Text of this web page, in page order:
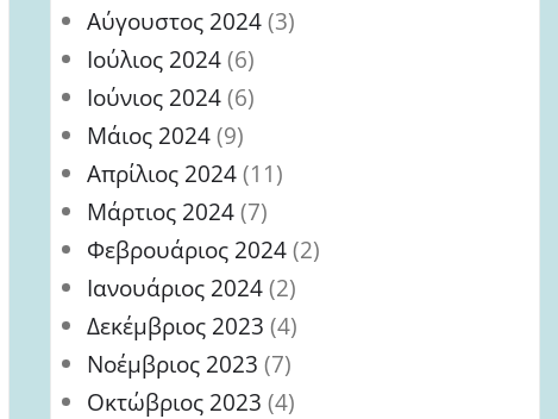
Αύγουστος 2024(3)
Ιούλιος 2024(6)
Ιούνιος 2024(6)
Μάιος 2024(9)
Απρίλιος 2024(11)
Μάρτιος 2024(7)
Φεβρουάριος 2024(2)
Ιανουάριος 2024(2)
Δεκέμβριος 2023 (4)
Νοέμβριος 2023 (7)
Οκτώβριος 2023 (4)